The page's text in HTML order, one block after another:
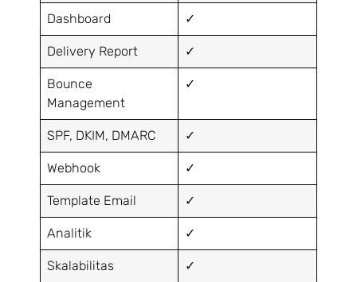
Dashboard ✓
Delivery Report ✓
Bounce
Management
✓
SPF, DKIM, DMARC ✓
Webhook ✓
Template Email ✓
Analitik ✓
Skalabilitas ✓